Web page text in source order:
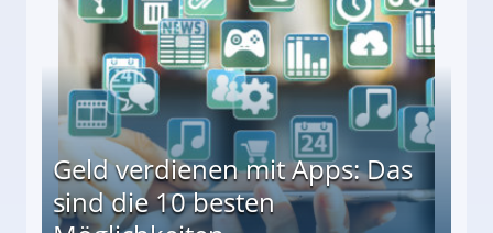
Geld verdienen mit Apps: Das
sind die 10 besten